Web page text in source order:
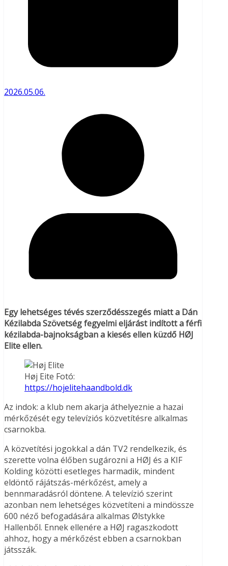
2026.05.06.
Egy lehetséges tévés szerződésszegés miatt a Dán
Kézilabda Szövetség fegyelmi eljárást indított a férfi
kézilabda-bajnokságban a kiesés ellen küzdő HØJ
Elite ellen.
Høj Eite Fotó:
https://hojelitehaandbold.dk
Az indok: a klub nem akarja áthelyeznie a hazai
mérkőzését egy televíziós közvetítésre alkalmas
csarnokba.
A közvetítési jogokkal a dán TV2 rendelkezik, és
szerette volna élőben sugározni a HØJ és a KIF
Kolding közötti esetleges harmadik, mindent
eldöntő rájátszás-mérkőzést, amely a
bennmaradásról döntene. A televízió szerint
azonban nem lehetséges közvetíteni a mindössze
600 néző befogadására alkalmas Ølstykke
Hallenből. Ennek ellenére a HØJ ragaszkodott
ahhoz, hogy a mérkőzést ebben a csarnokban
játsszák.